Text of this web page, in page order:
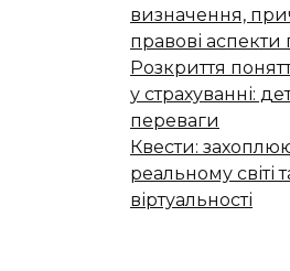
визначення,
правові
Розкриття
у страхуванні:
переваги
Квести:
реальному світі
віртуальності